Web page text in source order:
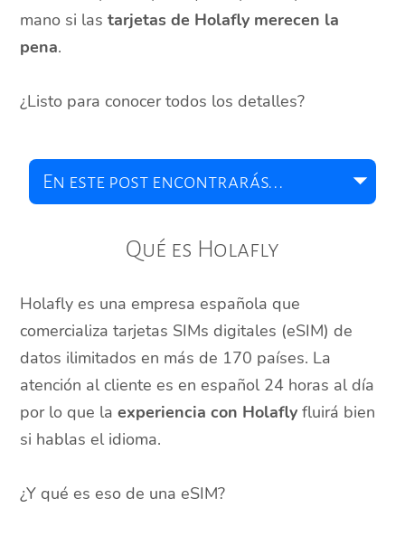
mano si lastarjetas de Holafly merecen la
pena.
¿Listo para conocer todos los detalles?
Qué es Holafly
Holafly es una empresa española que
comercializa tarjetas SIMs digitales (eSIM) de
datos ilimitados en más de 170 países. La
atención al cliente es en español 24 horas al día
por lo que laexperiencia con Holafly fluirá bien
si hablas el idioma.
¿Y qué es eso de una eSIM?